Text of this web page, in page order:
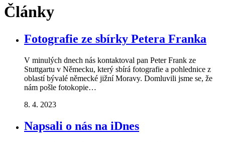
Články
Fotografie ze sbírky Petera Franka
V minulých dnech nás kontaktoval pan Peter Frank ze
Stuttgartu v Německu, který sbírá fotografie a pohlednice z
oblastí bývalé německé jižní Moravy. Domluvili jsme se, že
nám pošle fotokopie…
8. 4. 2023
Napsali o nás na iDnes